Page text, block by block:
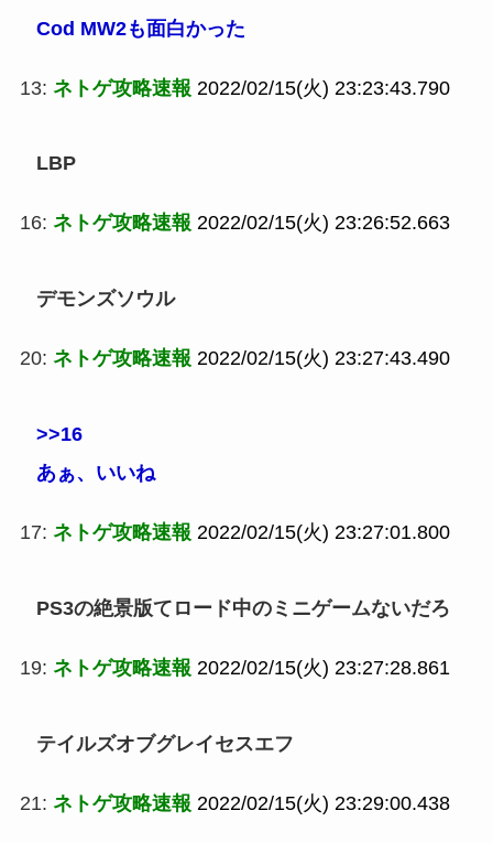
Cod MW2も面白かった
13: ネトゲ攻略速報 2022/02/15(火) 23:23:43.790
LBP
16: ネトゲ攻略速報 2022/02/15(火) 23:26:52.663
デモンズソウル
20: ネトゲ攻略速報 2022/02/15(火) 23:27:43.490
>>16
あぁ、いいね
17: ネトゲ攻略速報 2022/02/15(火) 23:27:01.800
PS3の絶景版てロード中のミニゲームないだろ
19: ネトゲ攻略速報 2022/02/15(火) 23:27:28.861
テイルズオブグレイセスエフ
21: ネトゲ攻略速報 2022/02/15(火) 23:29:00.438